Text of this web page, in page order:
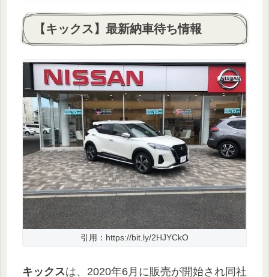
【キックス】最新納車待ち情報
引用：https://bit.ly/2HJYCkO
キックスは、2020年6月に販売が開始され同社